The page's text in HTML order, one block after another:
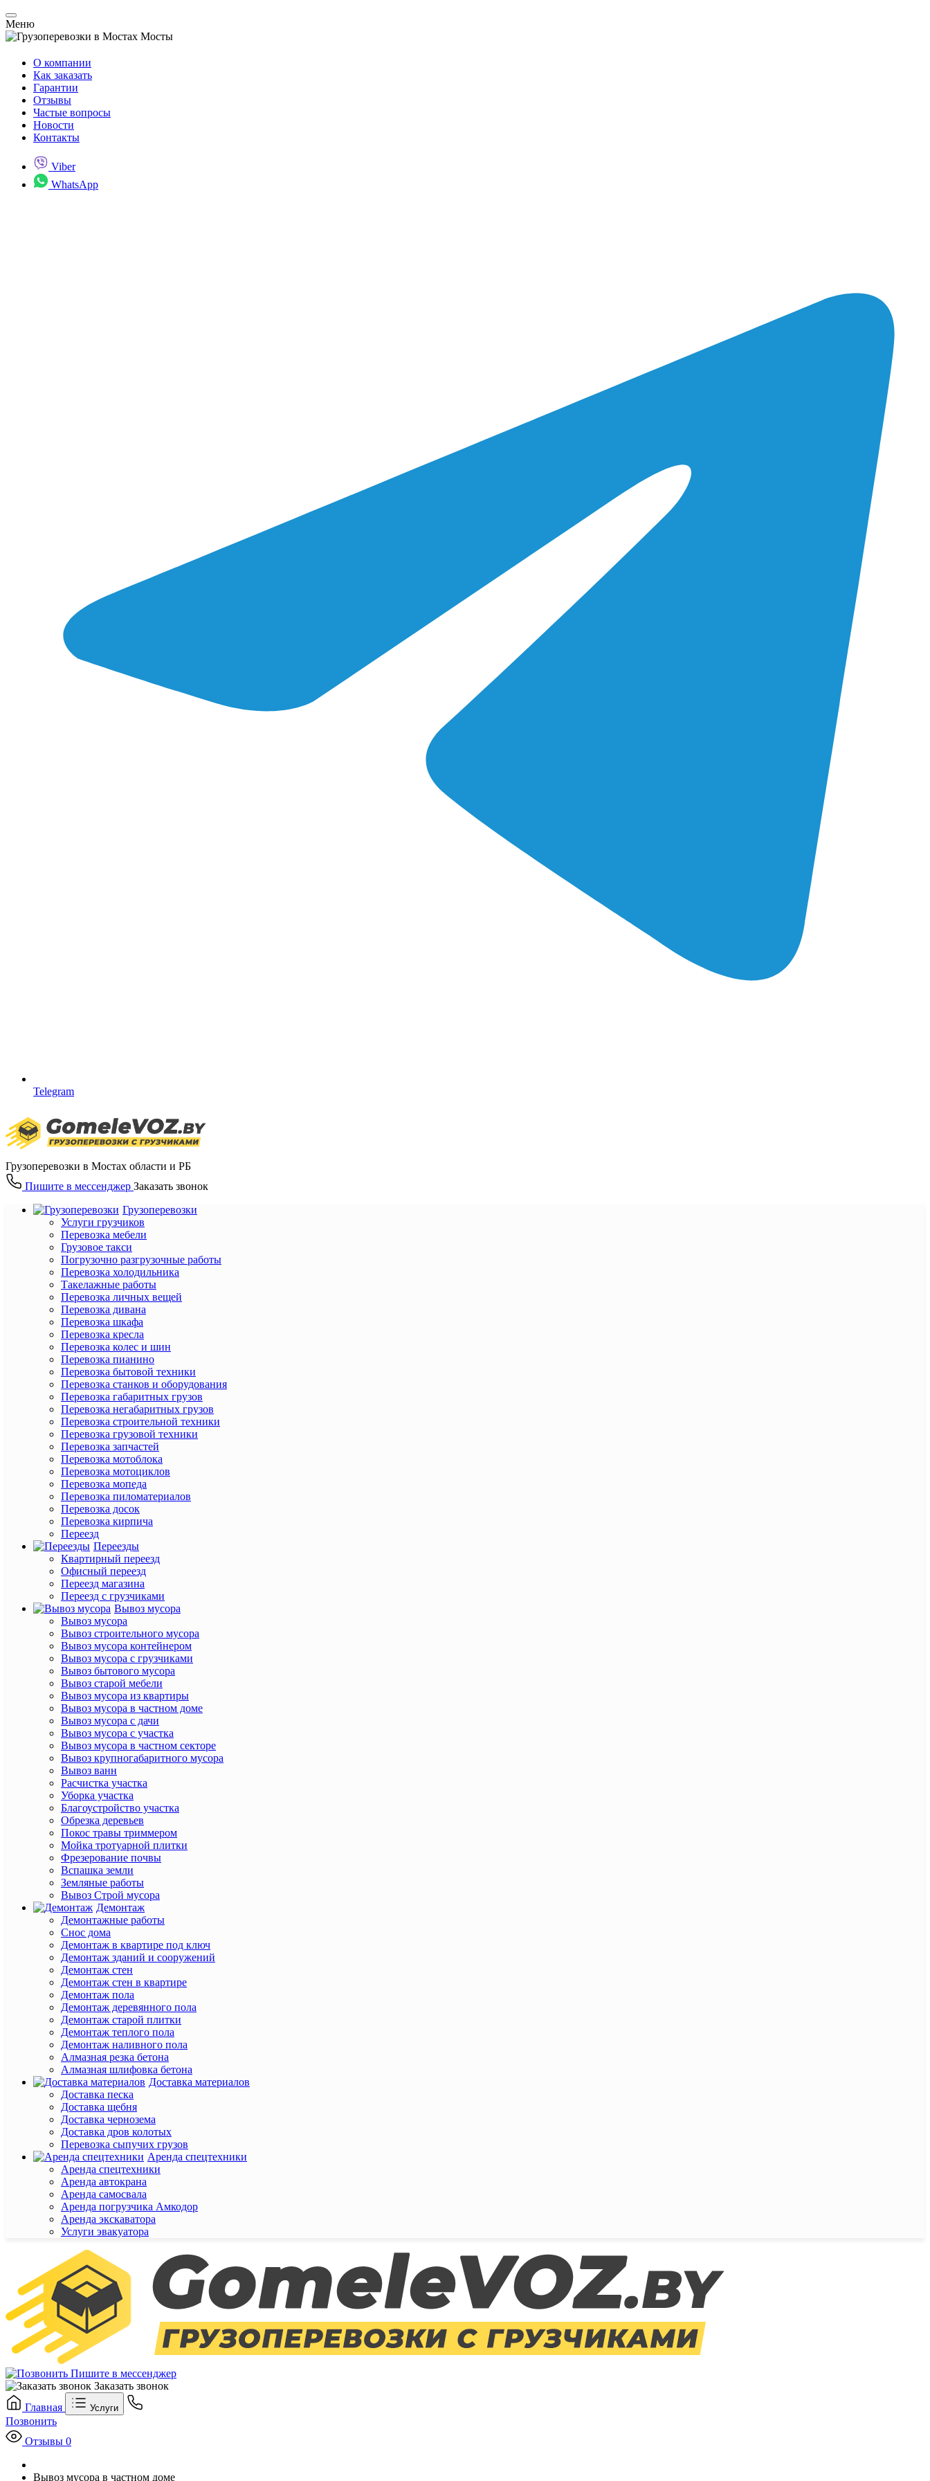
Меню
Мосты
О компании
Как заказать
Гарантии
Отзывы
Частые вопросы
Новости
Контакты
Viber
WhatsApp
Telegram
Грузоперевозки в Мостах области и РБ
Пишите в мессенджер Заказать звонок
Грузоперевозки
Услуги грузчиков
Перевозка мебели
Грузовое такси
Погрузочно разгрузочные работы
Перевозка холодильника
Такелажные работы
Перевозка личных вещей
Перевозка дивана
Перевозка шкафа
Перевозка кресла
Перевозка колес и шин
Перевозка пианино
Перевозка бытовой техники
Перевозка станков и оборудования
Перевозка габаритных грузов
Перевозка негабаритных грузов
Перевозка строительной техники
Перевозка грузовой техники
Перевозка запчастей
Перевозка мотоблока
Перевозка мотоциклов
Перевозка мопеда
Перевозка пиломатериалов
Перевозка досок
Перевозка кирпича
Переезд
Переезды
Квартирный переезд
Офисный переезд
Переезд магазина
Переезд с грузчиками
Вывоз мусора
Вывоз мусора
Вывоз cтроительного мусора
Вывоз мусора контейнером
Вывоз мусора с грузчиками
Вывоз бытового мусора
Вывоз старой мебели
Вывоз мусора из квартиры
Вывоз мусора в частном доме
Вывоз мусора с дачи
Вывоз мусора с участка
Вывоз мусора в частном секторе
Вывоз крупногабаритного мусора
Вывоз ванн
Расчистка участка
Уборка участка
Благоустройство участка
Обрезка деревьев
Покос травы триммером
Мойка тротуарной плитки
Фрезерование почвы
Вспашка земли
Земляные работы
Вывоз Cтрой мусора
Демонтаж
Демонтажные работы
Cнос дома
Демонтаж в квартире под ключ
Демонтаж зданий и сооружений
Демонтаж стен
Демонтаж стен в квартире
Демонтаж пола
Демонтаж деревянного пола
Демонтаж старой плитки
Демонтаж теплого пола
Демонтаж наливного пола
Алмазная резка бетона
Алмазная шлифовка бетона
Доставка материалов
Доставка песка
Доставка щебня
Доставка чернозема
Доставка дров колотых
Перевозка сыпучих грузов
Аренда спецтехники
Аренда спецтехники
Аренда автокрана
Аренда самосвала
Аренда погрузчика Амкодор
Аренда экскаватора
Услуги эвакуатора
Пишите в мессенджер
Заказать звонок
Главная
Услуги
Позвонить
Отзывы 0
Вывоз мусора в частном доме